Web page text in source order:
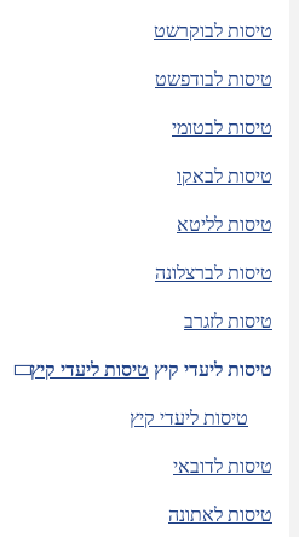
טיסות לבוקרשט
טיסות לבודפשט
טיסות לבטומי
טיסות לבאקו
טיסות לליטא
טיסות לברצלונה
טיסות לזגרב
טיסות ליעדי קיץ טיסות ליעדי קיץ
טיסות ליעדי קיץ
טיסות לדובאי
טיסות לאתונה